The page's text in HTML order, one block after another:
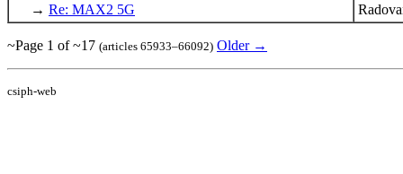
→ Re: MAX2 5G
~Page 1 of ~17 (articles 65933–66092) Older →
csiph-web